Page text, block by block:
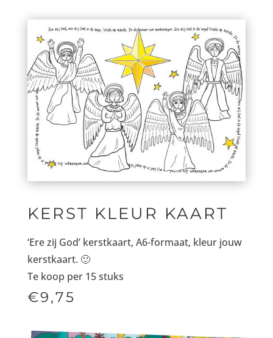
KERST KLEUR KAART
‘Ere zij God’ kerstkaart, A6-formaat, kleur jouw
kerstkaart. 🙂
Te koop per 15 stuks
€9,75